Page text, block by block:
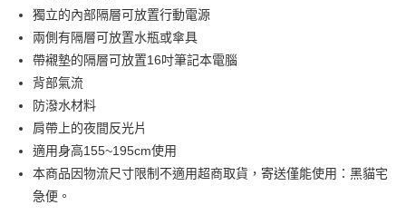
【「AFTEE先享後付」結帳流程】
１．於結帳方式選擇「AFTEE先享後付」後，將跳轉至「AFTEE先享後付」
結帳頁面，進行簡訊認證並確認金額後，即可完成結帳。
２．訂單成立數日內，您將收到繳費通知簡訊。
ATM／網路銀行／等多元方式進行付款，方視為交易完成。
※ 請注意：結帳手續完成當下不需立刻繳費，但若您需要取消訂單，請聯絡
購買商品的店家。未經商家同意取消之訂單仍視為有效，需透過AFTEE先享
後付繳納相關費用。
※ 交易是否成功請以「AFTEE先享後付 」之結帳頁面顯示為準，若有關於
是否繳費成功／繳費後需取消欲退款等相關疑問，請聯繫「AFTEE先享後付
客戶支援中心」
宅配
每筆NT$80，滿NT$1,000(含以上)免運費
每筆NT$80，滿NT$1,000(含以上)免運費
付款後門市自取
每筆NT$80，滿NT$800(含以上)免運費
貨到付款
獨立的內部隔層可放置行動電源
兩側有隔層可放置水瓶或傘具
帶襯墊的隔層可放置16吋筆記本電腦
背部氣流
防潑水材料
肩帶上的夜間反光片
適用身高155~195cm使用
本商品因物流尺寸限制不適用超商取貨，寄送僅能使用：黑貓宅
急便。